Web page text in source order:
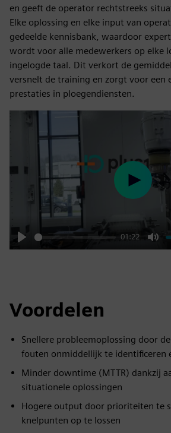
en geeft de operator rechtstreeks
Elke oplossing en elke input van
gedeelde kennisbank, waardoor
wordt voor alle medewerkers op elke
ingelogde taal. Dit verkort de
versnelt de training en zorgt voor een
prestaties in ploegendiensten.
Play
01:22
Play
Voordelen
Snellere probleemoplossing door
fouten onmiddellijk te identificeren
Minder downtime (MTTR) dankzij
situationele oplossingen
Hogere output door prioriteiten te
knelpunten op te lossen